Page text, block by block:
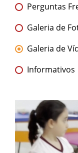
Perguntas
Galeria de
Galeria de
Informativos